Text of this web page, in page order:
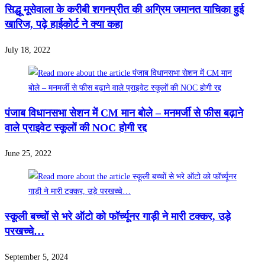
सिद्धू मूसेवाला के करीबी शगनप्रीत की अग्रिम जमानत याचिका हुई
खारिज, पढ़े हाईकोर्ट ने क्या कहा
July 18, 2022
पंजाब विधानसभा सेशन में CM मान बोले – मनमर्जी से फीस बढ़ाने
वाले प्राइवेट स्कूलों की NOC होगी रद्द
June 25, 2022
स्कूली बच्चों से भरे ऑटो को फॉर्च्यूनर गाड़ी ने मारी टक्कर, उड़े
परखच्चे…
September 5, 2024